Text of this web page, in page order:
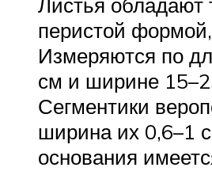
перистой
Измеряются по
см и ширине
Сегментики
ширина их 0,6–1
основания